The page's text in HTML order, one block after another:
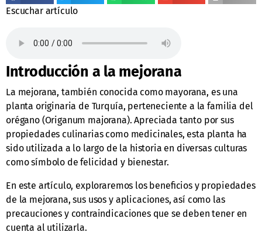
Escuchar artículo
Introducción a la mejorana
La mejorana, también conocida como mayorana, es una
planta originaria de Turquía, perteneciente a la familia del
orégano (Origanum majorana). Apreciada tanto por sus
propiedades culinarias como medicinales, esta planta ha
sido utilizada a lo largo de la historia en diversas culturas
como símbolo de felicidad y bienestar.
En este artículo, exploraremos los beneficios y propiedades
de la mejorana, sus usos y aplicaciones, así como las
precauciones y contraindicaciones que se deben tener en
cuenta al utilizarla.